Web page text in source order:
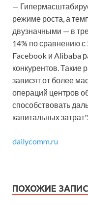
—
режиме роста, а
двузначными — в
14% по сравнению с
Facebook и Alibaba
конкурентов. Такие
зависят от более
операций центров
способствовать
капитальных
dailycomm.ru
ПОХОЖИЕ